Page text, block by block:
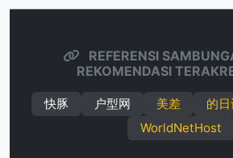
REFERENSI
REKOMENDASI
快豚 户型网 美差 的
WorldNetHost